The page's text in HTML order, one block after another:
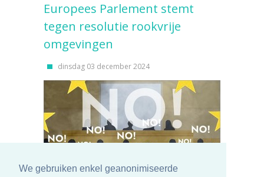
We gebruiken enkel geanonimiseerde
Europees Parlement stemt
tegen resolutie rookvrije
omgevingen
dinsdag 03 december 2024